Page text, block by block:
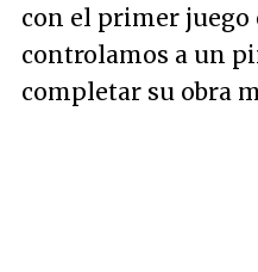
con el primer juego
controlamos a un
completar su obra